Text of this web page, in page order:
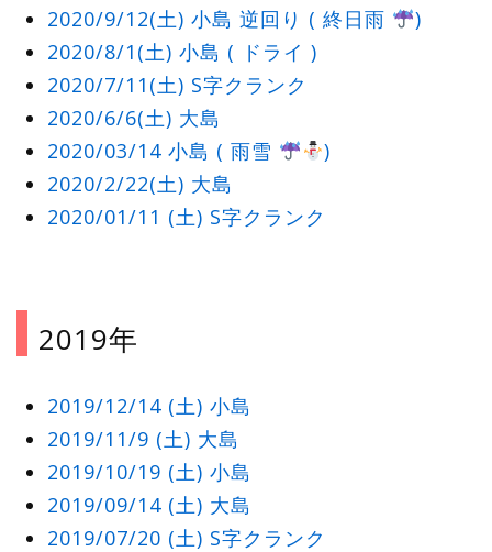
2020/9/12(土) 小島 逆回り ( 終日雨
)
2020/8/1(土) 小島 ( ドライ )
2020/7/11(土) S字クランク
2020/6/6(土) 大島
2020/03/14 小島 ( 雨雪
)
2020/2/22(土) 大島
2020/01/11 (土) S字クランク
2019年
2019/12/14 (土) 小島
2019/11/9 (土) 大島
2019/10/19 (土) 小島
2019/09/14 (土) 大島
2019/07/20 (土) S字クランク